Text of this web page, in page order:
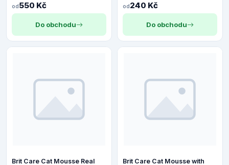
od550 Kč
Do obchodu
od240 Kč
Do obchodu
Brit Care Cat Mousse Real Brit Care Cat Mousse with